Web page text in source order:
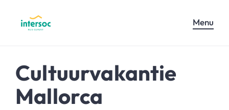
Menu
Cultuurvakantie
Mallorca